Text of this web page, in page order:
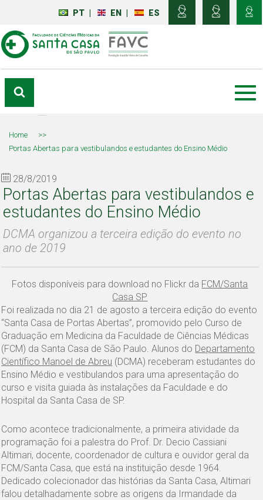
PT EN ES
Home
>>
Portas Abertas para vestibulandos e estudantes do Ensino Médio
28/8/2019
Portas Abertas para vestibulandos e
estudantes do Ensino Médio
DCMA organizou a terceira edição do evento no
ano de 2019
Fotos disponíveis para download no Flickr da FCM/Santa
Casa SP
Foi realizada no dia 21 de agosto a terceira edição do evento
“Santa Casa de Portas Abertas”, promovido pelo Curso de
Graduação em Medicina da Faculdade de Ciências Médicas
(FCM) da Santa Casa de São Paulo. Alunos do Departamento
Científico Manoel de Abreu (DCMA) receberam estudantes do
Ensino Médio e vestibulandos para uma apresentação do
curso e visita guiada às instalações da Faculdade e do
Hospital da Santa Casa de SP.
Como acontece tradicionalmente, a primeira atividade da
programação foi a palestra do Prof. Dr. Decio Cassiani
Altimari, docente, coordenador de cultura e ouvidor geral da
FCM/Santa Casa, que está na instituição desde 1964.
Dedicado colecionador das histórias da Santa Casa, Altimari
falou detalhadamente sobre as origens da Irmandade da